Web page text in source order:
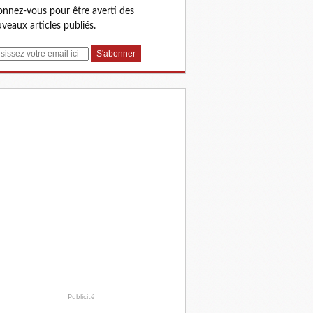
vous pour être averti des
articles publiés.
Publicité